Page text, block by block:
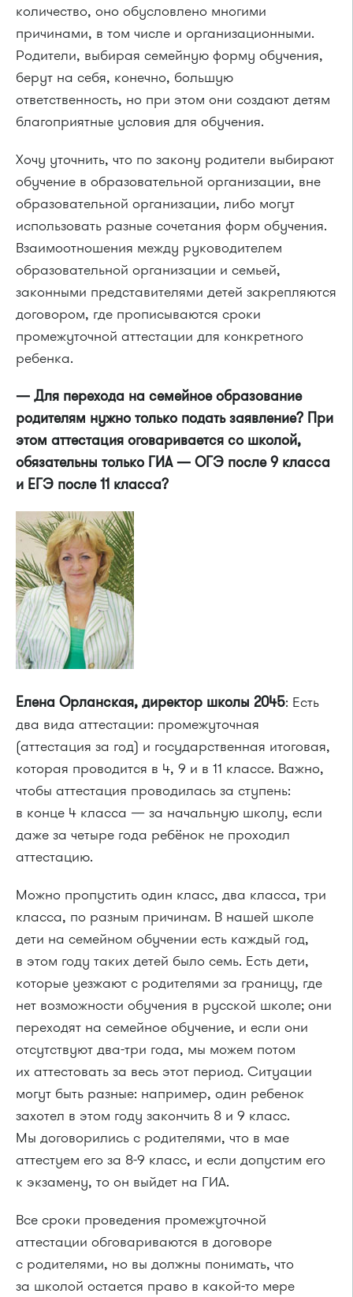
количество, оно обусловлено многими
причинами, в том числе и организационными.
Родители, выбирая семейную форму обучения,
берут на себя, конечно, большую
ответственность, но при этом они создают детям
благоприятные условия для обучения.
Хочу уточнить, что по закону родители выбирают
обучение в образовательной организации, вне
образовательной организации, либо могут
использовать разные сочетания форм обучения.
Взаимоотношения между руководителем
образовательной организации и семьей,
законными представителями детей закрепляются
договором, где прописываются сроки
промежуточной аттестации для конкретного
ребенка.
— Для перехода на семейное образование
родителям нужно только подать заявление? При
этом аттестация оговаривается со школой,
обязательны только ГИА — ОГЭ после 9 класса
и ЕГЭ после 11 класса?
Елена Орланская, директор школы 2045: Есть
два вида аттестации: промежуточная
(аттестация за год) и государственная итоговая,
которая проводится в 4, 9 и в 11 классе. Важно,
чтобы аттестация проводилась за ступень:
в конце 4 класса — за начальную школу, если
даже за четыре года ребёнок не проходил
аттестацию.
Можно пропустить один класс, два класса, три
класса, по разным причинам. В нашей школе
дети на семейном обучении есть каждый год,
в этом году таких детей было семь. Есть дети,
которые уезжают с родителями за границу, где
нет возможности обучения в русской школе; они
переходят на семейное обучение, и если они
отсутствуют два-три года, мы можем потом
их аттестовать за весь этот период. Ситуации
могут быть разные: например, один ребенок
захотел в этом году закончить 8 и 9 класс.
Мы договорились с родителями, что в мае
аттестуем его за 8-9 класс, и если допустим его
к экзамену, то он выйдет на ГИА.
Все сроки проведения промежуточной
аттестации обговариваются в договоре
с родителями, но вы должны понимать, что
за школой остается право в какой-то мере